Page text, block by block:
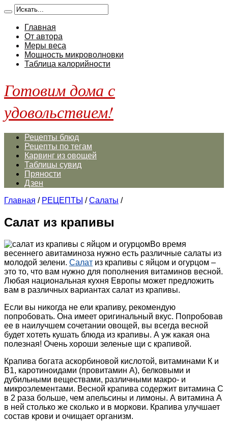
Главная
От автора
Меры веса
Мощность микроволновки
Таблица калорийности
Готовим дома с
удовольствием!
Рецепты блюд
Рецепты по тегам
Карвинг из овощей
Таблицы сувид
Пряности
Дзен
Главная / РЕЦЕПТЫ /Салаты /
Салат из крапивы
Во время
весеннего авитаминоза нужно есть различные салаты из
молодой зелени. Салат из крапивы с яйцом и огурцом –
это то, что вам нужно для пополнения витаминов весной.
Любая национальная кухня Европы может предложить
вам в различных вариантах салат из крапивы.
Если вы никогда не ели крапиву, рекомендую
попробовать. Она имеет оригинальный вкус. Попробовав
ее в наилучшем сочетании овощей, вы всегда весной
будет хотеть кушать блюда из крапивы. А уж какая она
полезная! Очень хороши зеленые щи с крапивой.
Крапива богата аскорбиновой кислотой, витаминами К и
В1, каротиноидами (провитамин А), белковыми и
дубильными веществами, различными макро- и
микроэлементами. Весной крапива содержит витамина С
в 2 раза больше, чем апельсины и лимоны. А витамина А
в ней столько же сколько и в моркови. Крапива улучшает
состав крови и очищает организм.